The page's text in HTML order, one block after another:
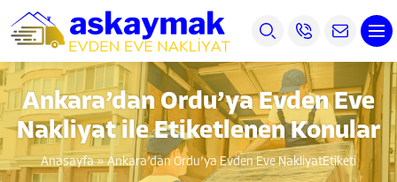
Ankara’dan Ordu’ya Evden Eve
Nakliyat ile Etiketlenen Konular
Anasayfa»Ankara’dan Ordu’ya Evden Eve NakliyatEtiketi